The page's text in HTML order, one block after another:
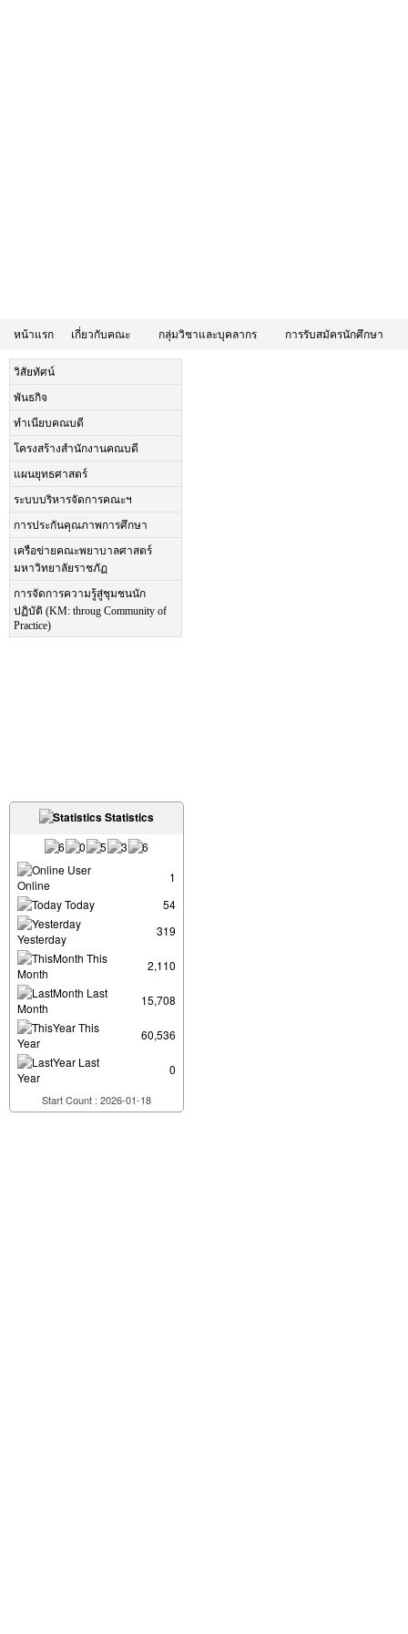
หน้าแรก เกี่ยวกับคณะ กลุ่มวิชาและบุคลากร การรับสมัครนักศึกษา
วิสัยทัศน์
พันธกิจ
ทำเนียบคณบดี
โครงสร้างสำนักงานคณบดี
แผนยุทธศาสตร์
ระบบบริหารจัดการคณะฯ
การประกันคุณภาพการศึกษา
เครือข่ายคณะพยาบาลศาสตร์
มหาวิทยาลัยราชภัฏ
การจัดการความรู้สู่ชุมชนนัก
ปฏิบัติ (KM: throug Community of
Practice)
Statistics
User
Online
1
Today
54
Yesterday
319
This
Month
2,110
Last
Month
15,708
This
Year
60,536
Last
Year
0
Start Count : 2026-01-18